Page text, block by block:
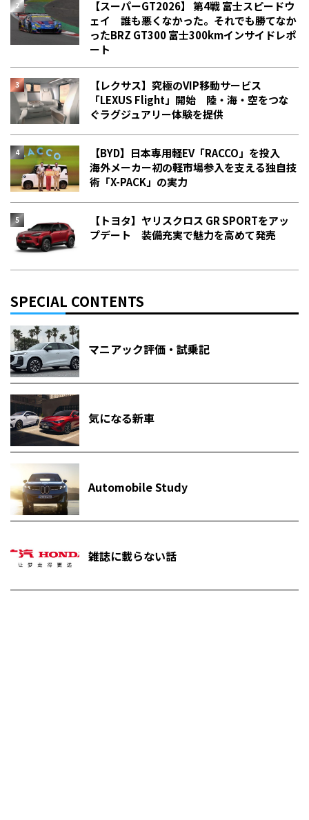
【スーパーGT2026】 第4戦 富士スピードウ
ェイ 誰も悪くなかった。それでも勝てなか
った――BRZ GT300 富士300kmインサイドレポ
ート
【レクサス】究極のVIP移動サービス
「LEXUS Flight」開始 陸・海・空をつな
ぐラグジュアリー体験を提供
【BYD】日本専用軽EV「RACCO」を投入
海外メーカー初の軽市場参入を支える独自技
術「X-PACK」の実力
【トヨタ】ヤリスクロス GR SPORTをアッ
プデート 装備充実で魅力を高めて発売
SPECIAL CONTENTS
マニアック評価・試乗記
気になる新車
Automobile Study
雑誌に載らない話